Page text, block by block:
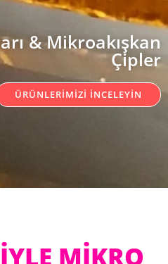
& Mikroakışkan
Çipler
ÜRÜNLERİMİZİ İNCELEYİN
MİKRO